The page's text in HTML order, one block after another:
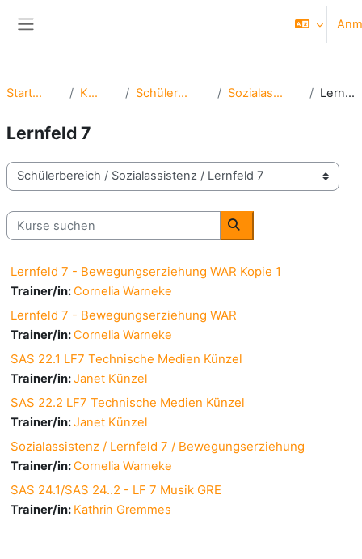
Startseite Kurse Schülerbereich Sozialassistenz Lernfeld 7
Lernfeld 7
Kursbereiche
Kurse suchen
Kurse suchen
Lernfeld 7 - Bewegungserziehung WAR Kopie 1
Trainer/in:Cornelia Warneke
Lernfeld 7 - Bewegungserziehung WAR
Trainer/in:Cornelia Warneke
SAS 22.1 LF7 Technische Medien Künzel
Trainer/in:Janet Künzel
SAS 22.2 LF7 Technische Medien Künzel
Trainer/in:Janet Künzel
Sozialassistenz / Lernfeld 7 / Bewegungserziehung
Trainer/in:Cornelia Warneke
SAS 24.1/SAS 24..2 - LF 7 Musik GRE
Trainer/in: Kathrin Gremmes